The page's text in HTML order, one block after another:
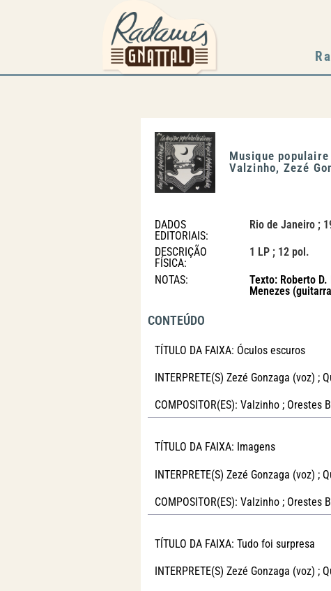
Musique
Valzinho, Zezé
DADOS
EDITORIAIS:
Rio de Janeiro ;
DESCRIÇÃO
FÍSICA:
1 LP ; 12 pol.
NOTAS:
Texto: Roberto
Menezes
CONTEÚDO
TÍTULO DA FAIXA: Óculos escuros
INTERPRETE(S) Zezé Gonzaga (voz) ;
COMPOSITOR(ES): Valzinho ; Orestes
TÍTULO DA FAIXA: Imagens
INTERPRETE(S) Zezé Gonzaga (voz) ;
COMPOSITOR(ES): Valzinho ; Orestes
TÍTULO DA FAIXA: Tudo foi surpresa
INTERPRETE(S) Zezé Gonzaga (voz) ;